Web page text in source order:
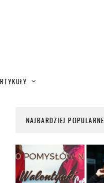
NAJBARDZIEJ POPULARNE